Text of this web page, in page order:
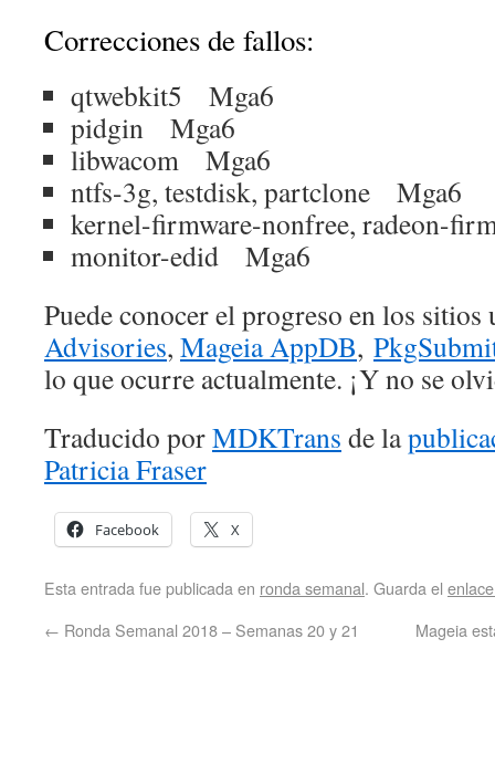
Correcciones de fallos:
qtwebkit5 Mga6
pidgin Mga6
libwacom Mga6
ntfs-3g, testdisk, partclone Mga6
kernel-firmware-nonfree, radeon-
monitor-edid Mga6
Puede conocer el progreso en los sitios
Advisories, Mageia AppDB,
lo que ocurre actualmente. ¡Y no se
Traducido porMDKTrans de la
Patricia Fraser
Facebook X
Esta entrada fue publicada en ronda semanal. Guarda el
← Ronda Semanal 2018 – Semanas 20 y 21 Mageia